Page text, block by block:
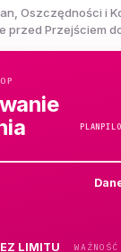
Oszczędności i
przed Przejściem
LIMITU WAŻNOŚĆ